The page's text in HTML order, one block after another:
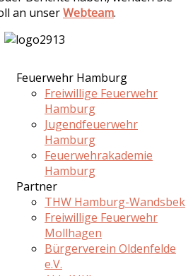
an unserWebteam.
Feuerwehr Hamburg
Freiwillige Feuerwehr
Hamburg
Jugendfeuerwehr
Hamburg
Feuerwehrakademie
Hamburg
Partner
THW Hamburg-Wandsbek
Freiwillige Feuerwehr
Mollhagen
Bürgerverein Oldenfelde
e.V.